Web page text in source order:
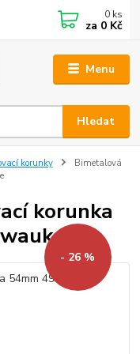
Menu
Hledat
0 ks
za 0 Kč
korunky
Bimetalová
korunka
- 26 %